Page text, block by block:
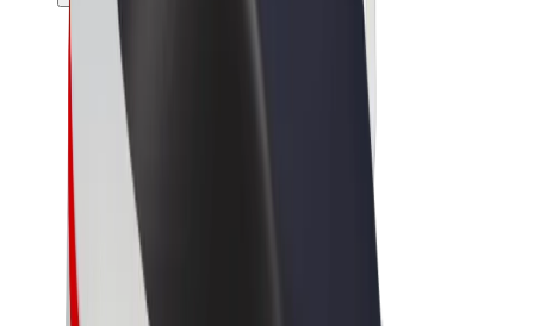
Utazás
Rollerek
Bolt Market
Bolt Food
Bolt Drive
Bolt cégeknek
E-kerékpárok
Bolt Plus